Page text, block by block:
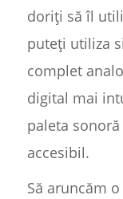
doriți să îl
puteți utiliza
complet
digital mai
paleta
accesibil.
Să aruncăm